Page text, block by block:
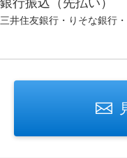
三井住友銀行・りそな銀行